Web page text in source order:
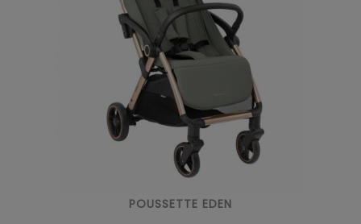
POUSSETTE EDEN